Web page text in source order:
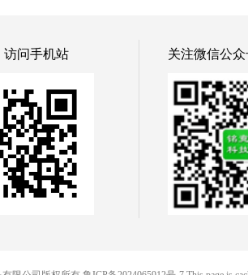
访问手机站 关注微信公众